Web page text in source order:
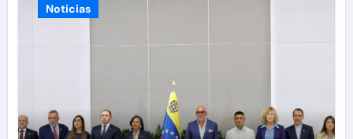
Noticias